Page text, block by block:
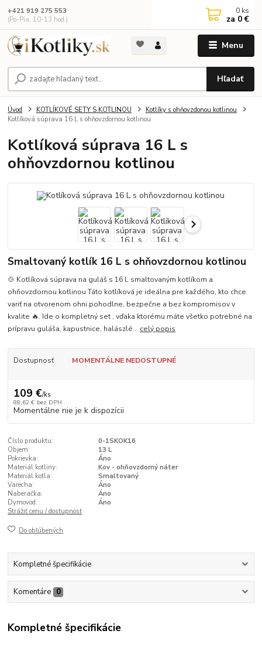
Menu
Hľadať
+421 919 275 553
(Po-Pia, 10-13 hod.)
0 ks
za 0 €
Úvod KOTLÍKOVÉ SETY S KOTLINOU
Kotlíky s ohňovzdonou kotlinou
Kotlíková súprava 16 L s ohňovzdornou kotlinou
Kotlíková súprava 16 L s
ohňovzdornou kotlinou
Smaltovaný kotlík 16 L s ohňovzdornou kotlinou
🍲 Kotlíková súprava na guláš s 16 L smaltovaným kotlíkom a
ohňovzdornou kotlinou Táto kotlíková je ideálna pre každého, kto chce
variť na otvorenom ohni pohodlne, bezpečne a bez kompromisov v
kvalite 🔥. Ide o kompletný set , vďaka ktorému máte všetko potrebné na
prípravu guláša, kapustnice, halászlé... celý popis
Dostupnosť MOMENTÁLNE NEDOSTUPNÉ
109 €/ks
88,62 € bez DPH
Momentálne nie je k dispozícii
Číslo produktu:
0-1SKOK16
Objem:
13 L
Pokrievka:
Áno
Materiál kotliny:
Kov - ohňovzdorný náter
Materiál kotla:
Smaltovaný
Varecha:
Áno
Naberačka:
Áno
Dymovod:
Áno
Strážiť cenu / dostupnosť
Do obľúbených
Kompletné špecifikácie
Komentáre 0
Kompletné špecifikácie